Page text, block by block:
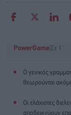
PowerGame Σε 1'
Ο γενικός
θεωρούνται
Οι ελάχιστες
αποδεικνύουν